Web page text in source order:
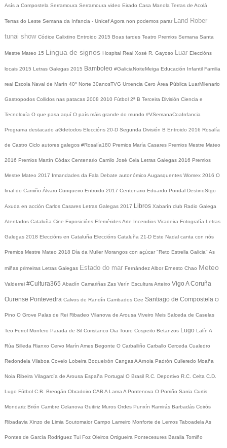
Asís a Compostela Serramoura Serramoura video Eirado Casa Manola Terras de Acolá
Terras do Leste Semana da Infancia - UnicefAgora non podemos parar Land Rober
tunai show Códice Calixtino Entroido 2015 Boas tardes Teatro Premios Semana Santa
Mestre Mateo 15 Lingua de signos Hospital Real Xosé R. Gayoso Luar Eleccións
locais 2015 Letras Galegas 2015 Bamboleo #GaliciaNoiteMeiga Educación Infantil Familia
real Escola Naval de Marín 40º Norte 30anosTVG Urxencia Cero Área Pública LuarMilenario
Gastropodos Collidos nas patacas 2008 2010 Fútbol 2ª B Terceira División Ciencia e
Tecnoloxía O que pasa aquí O país máis grande do mundo #VSemanaCoaInfancia
Programa destacado aGdetodos Eleccións 20-D Segunda División B Entroido 2016 Rosalía
de Castro Ciclo autores galegos #Rosalía180 Premios María Casares Premios Mestre Mateo
2016 Premios Martín Códax Centenario Camilo José Cela Letras Galegas 2016 Premios
Mestre Mateo 2017 Irmandades da Fala Debate autonómico Augasquentes Womex 2016 O
final do Camiño Álvaro Cunqueiro Entroido 2017 Centenario Eduardo Pondal DestinoStgo
Axuda en acción Carlos Casares Letras Galegas 2017 Libros Xabarín club Radio Galega
Atentados Cataluña Cine Exposicións EfeméridesArte Incendios Viradeira Fotografía Letras
Galegas 2018 Eleccións en Cataluña Eleccións Cataluña 21-D Este Nadal canta con nós
Premios Mestre Mateo 2018 Día da Muller Morangos con açúcar "Reto Estrella Galicia" As
miñas primeiras Letras Galegas Estado do mar Fernández Albor Ernesto Chao Meteo
Valderrei #Cultura365 Abadín Camariñas Zas Verín Escultura Arteixo Vigo A Coruña
Ourense Pontevedra Calvos de Randín Cambados Cee Santiago de Compostela O
Pino O Grove Palas de Rei Ribadeo Vilanova de Arousa Viveiro Meis Salceda de Caselas
Teo Ferrol Monfero Parada de Sil Coristanco Oia Touro Cospeito Betanzos Lugo Lalín A
Rúa Silleda Rianxo Cervo Marín Ames Begonte O Carballiño Carballo Cerceda Cualedro
Redondela Vilaboa Covelo Lobeira Boqueixón CangasA Arnoia Padrón Culleredo Moaña
Noia Ribeira Vilagarcía de Arousa España Portugal O Brasil R.C. Deportivo R.C. Celta C.D.
Lugo Fútbol C.B. Breogán Obradoiro CAB A Lama A Pontenova O Porriño Sarria Curtis
Mondariz Brión Cambre Celanova Guitiriz Muros Ordes Punxín Ramirás Barbadás Coirós
Ribadavia Xinzo de Limia Soutomaior Campo Lameiro Monforte de Lemos Taboadela As
Pontes de García Rodríguez Tui Foz Oleiros Ortigueira Pontecesures Baralla Tomiño